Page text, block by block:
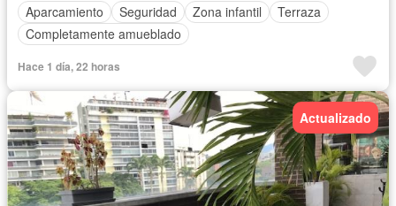
Aparcamiento
Seguridad Zona infantil
Terraza
Completamente amueblado
Hace 1 día, 22 horas
Actualizado